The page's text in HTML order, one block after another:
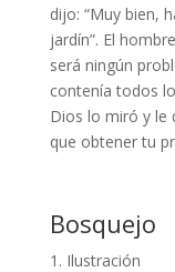
dijo: “Muy bien,
jardín”. El
será ningún
contenía todos
Dios lo miró y le
que obtener tu
Bosquejo
Ilustración